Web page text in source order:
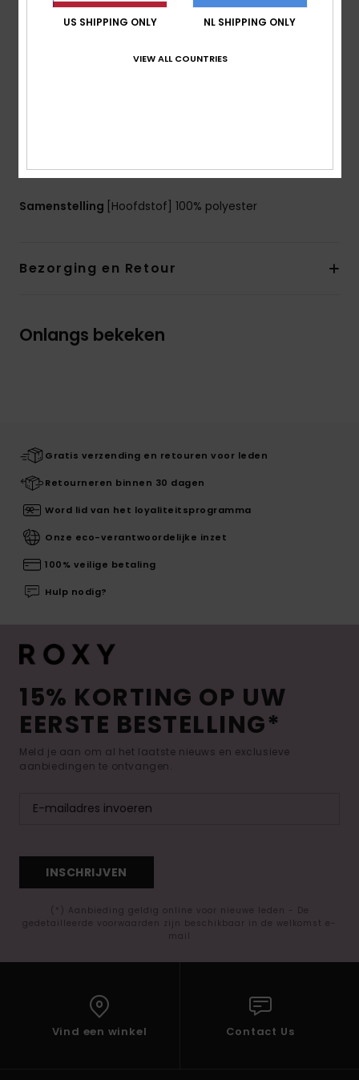
pasvorm:loose pasvorm
Halslijn:col
nylon bovenlaag
Samenstelling [Hoofdstof] 100% polyester
Bezorging en Retour
Onlangs bekeken
Gratis verzending en retouren voor leden
Retourneren binnen 30 dagen
Word lid van het loyaliteitsprogramma
Onze eco-verantwoordelijke inzet
100% veilige betaling
Hulp nodig?
15% KORTING OP UW
EERSTE BESTELLING*
Meld je aan om al het laatste nieuws en exclusieve
aanbiedingen te ontvangen.
INSCHRIJVEN
(*) Aanbieding geldig online voor nieuwe leden - De
gedetailleerde voorwaarden zijn beschikbaar in de welkomst e-
mail
Vind een winkel Contact Us
US SHIPPING ONLY NL SHIPPING ONLY
VIEW ALL COUNTRIES